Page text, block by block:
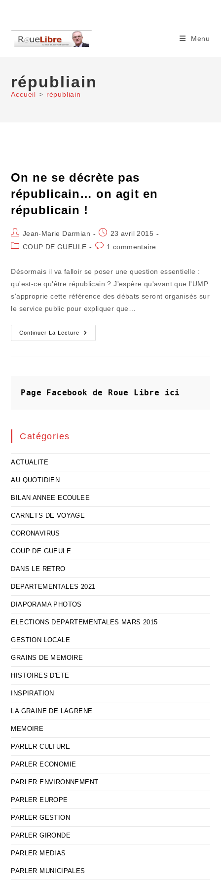
content
Menu
républiain
Accueil > républiain
On ne se décrète pas
républicain… on agit en
républicain !
Auteur/autrice
de
Jean-Marie Darmian
Publication
publiée :
23 avril 2015
PostCOUP DE GUEULE
Commentaires
publication :
1 commentaire
Désormais il va falloir se poser une question essentielle :
qu'est-ce qu'être républicain ? J'espère qu'avant que l'UMP
s'approprie cette référence des débats seront organisés sur
le service public pour expliquer que…
Continuer La Lecture
On
Ne
En
Républicain
Page Facebook de Roue Libre ici
Catégories
ACTUALITE
AU QUOTIDIEN
BILAN ANNEE ECOULEE
CARNETS DE VOYAGE
CORONAVIRUS
COUP DE GUEULE
DANS LE RETRO
DEPARTEMENTALES 2021
DIAPORAMA PHOTOS
ELECTIONS DEPARTEMENTALES MARS 2015
GESTION LOCALE
GRAINS DE MEMOIRE
HISTOIRES D'ETE
INSPIRATION
LA GRAINE DE LAGRENE
MEMOIRE
PARLER CULTURE
PARLER ECONOMIE
PARLER ENVIRONNEMENT
PARLER EUROPE
PARLER GESTION
PARLER GIRONDE
PARLER MEDIAS
PARLER MUNICIPALES